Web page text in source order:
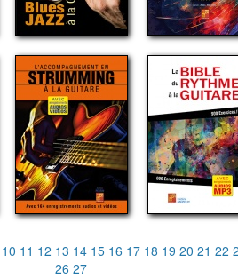
10 11 12 13 14 15 16 17 18 19 20 21 22
26 27